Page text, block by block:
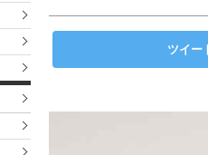
ツイー